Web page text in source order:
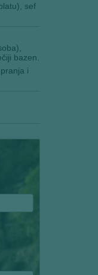
sef
bazen.
i